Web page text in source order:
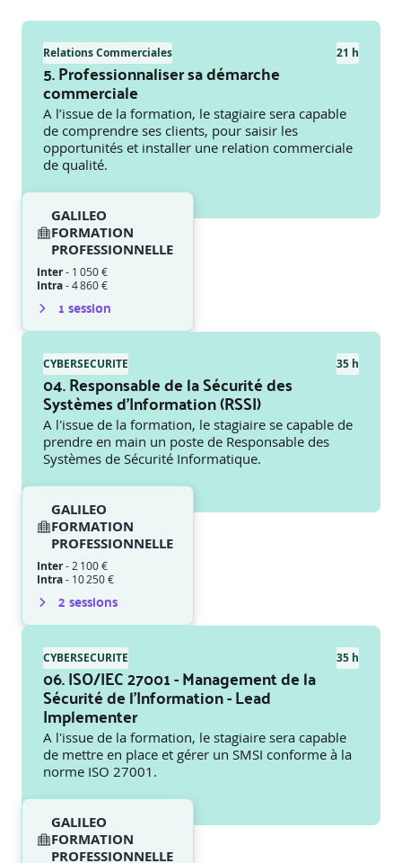
Relations Commerciales 21 h
5. Professionnaliser sa démarche
commerciale
A l’issue de la formation, le stagiaire sera capable
de comprendre ses clients, pour saisir les
opportunités et installer une relation commerciale
de qualité.
GALILEO
FORMATION
PROFESSIONNELLE
Inter- 1 050 €
Intra-4 860 €
1session
CYBERSECURITE 35 h
04. Responsable de la Sécurité des
Systèmes d’Information (RSSI)
A l'issue de la formation, le stagiaire se capable de
prendre en main un poste de Responsable des
Systèmes de Sécurité Informatique.
GALILEO
FORMATION
PROFESSIONNELLE
Inter- 2 100 €
Intra- 10 250 €
2sessions
CYBERSECURITE 35 h
06. ISO/IEC 27001 - Management de la
Sécurité de l'Information - Lead
Implementer
A l'issue de la formation, le stagiaire sera capable
de mettre en place et gérer un SMSI conforme à la
norme ISO 27001.
GALILEO
FORMATION
PROFESSIONNELLE